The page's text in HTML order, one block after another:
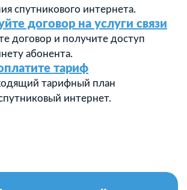
спутникового интернета.
договор на услуги связи
договор и получите доступ
абонента.
тариф
тарифный план
интернет.